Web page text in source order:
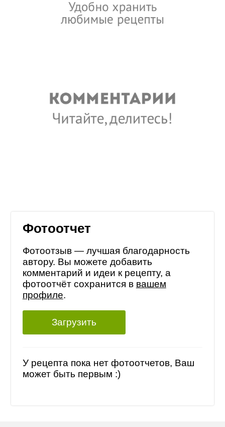
Фотоотчет
Фотоотзыв — лучшая благодарность
автору. Вы можете добавить
комментарий и идеи к рецепту, а
фотоотчёт сохранится в вашем
профиле.
Загрузить
У рецепта пока нет фотоотчетов, Ваш
может быть первым :)